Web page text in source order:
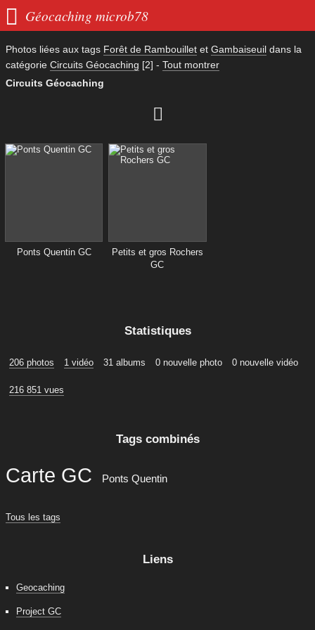
 Géocaching microb78
Photos liées aux tags Forêt de Rambouillet et Gambaiseuil dans la
catégorie Circuits Géocaching [2] - Tout montrer
Circuits Géocaching

Ponts Quentin GC
Petits et gros Rochers
GC
Statistiques
206 photos 1 vidéo 31 albums 0 nouvelle photo 0 nouvelle vidéo
216 851 vues
Tags combinés
Carte GC Ponts Quentin
Tous les tags
Liens
Geocaching
Project GC